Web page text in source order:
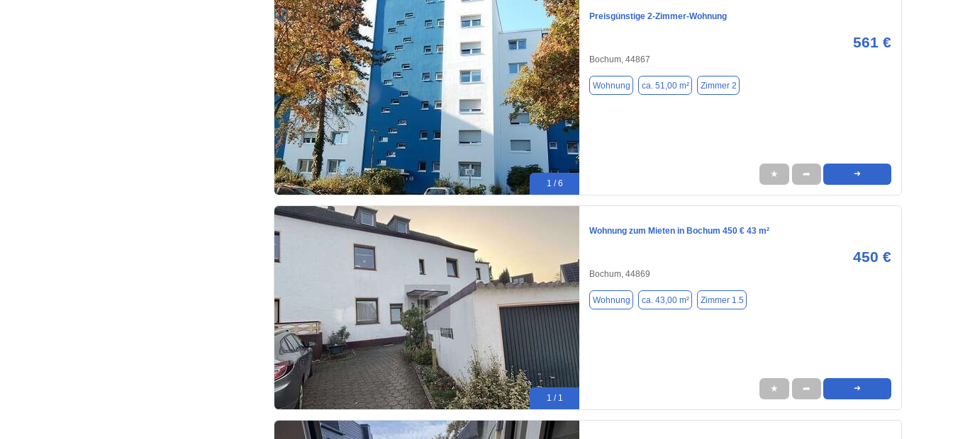
1 / 6
Preisgünstige 2-Zimmer-Wohnung
561 €
Bochum, 44867
Wohnung ca. 51,00 m² Zimmer 2
★ ➦ ➜
1 / 1
Wohnung zum Mieten in Bochum 450 € 43 m²
450 €
Bochum, 44869
Wohnung ca. 43,00 m² Zimmer 1.5
★ ➦ ➜